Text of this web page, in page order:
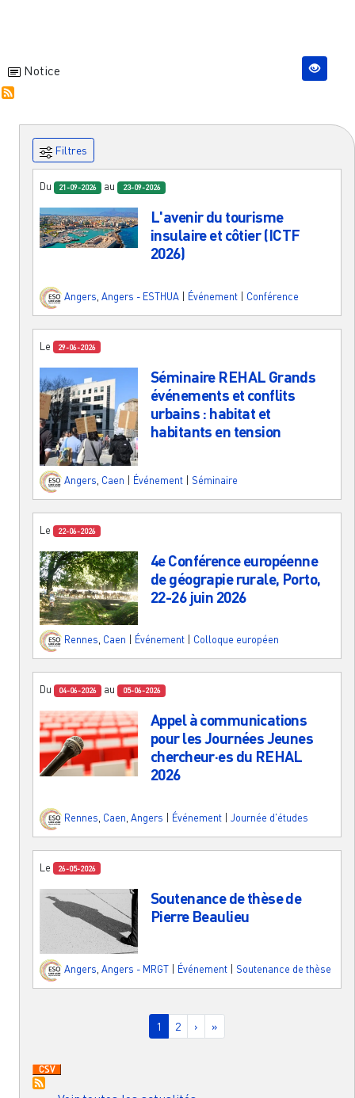
Notice
Filtres
Du 21-09-2026 au 23-09-2026
L'avenir du tourisme
insulaire et côtier (ICTF
2026)
Angers Angers - ESTHUA Événement Conférence
Le 29-06-2026
Séminaire REHAL Grands
événements et conflits
urbains : habitat et
habitants en tension
Angers Caen Événement Séminaire
Le 22-06-2026
4e Conférence européenne
de géograpie rurale, Porto,
22-26 juin 2026
Rennes, Caen Événement Colloque européen
Du 04-06-2026 au 05-06-2026
Appel à communications
pour les Journées Jeunes
chercheur·es du REHAL
2026
Rennes Caen Angers Événement Journée d'études
Le 26-05-2026
Soutenance de thèse de
Pierre Beaulieu
Angers Angers - MRGT Événement Soutenance de thèse
Page courante
1 Page
2 Page suivante
› Dernière page
»